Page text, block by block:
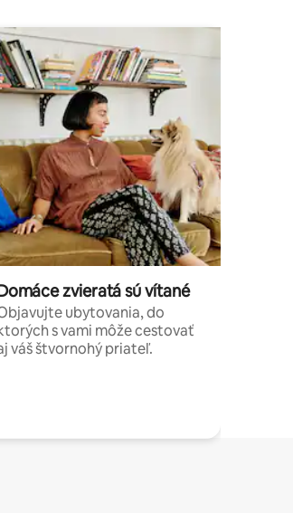
zvieratá sú vítané
ubytovania, do
s vami môže cestovať
váš štvornohý priateľ.